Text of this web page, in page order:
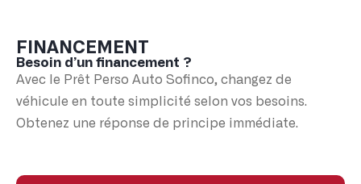
FINANCEMENT
Besoin d’un financement ?
Avec le Prêt Perso Auto Sofinco, changez de
véhicule en toute simplicité selon vos besoins.
Obtenez une réponse de principe immédiate.